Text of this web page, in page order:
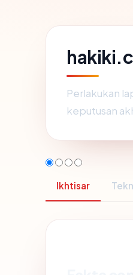
Perlakukan
keputusan
Ikhtisar